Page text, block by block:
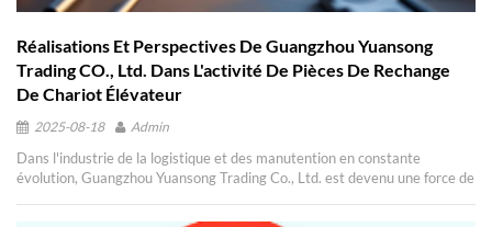
Réalisations Et Perspectives De Guangzhou Yuansong
Trading CO., Ltd. Dans L'activité De Pièces De Rechange
De Chariot Élévateur
2025-08-18 Admin
Dans l'industrie de la logistique et des manutention en constante
évolution, Guangzhou Yuansong Trading Co., Ltd. est devenu une force de